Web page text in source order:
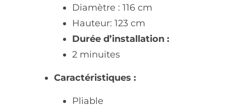
Diamètre : 116 cm
Hauteur: 123 cm
Durée d’installation :
2 minuites
Caractéristiques :
Pliable